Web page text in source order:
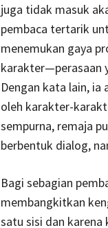
juga tidak masuk
pembaca tertarik
menemukan gaya
karakter—perasaan
Dengan kata lain,
oleh karakter-
sempurna, remaja
berbentuk dialog,
Bagi sebagian
membangkitkan
satu sisi dan